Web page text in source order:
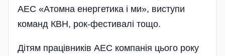
АЕС «Атомна енергетика і ми», виступи
команд КВН, рок-фестивалі тощо.
Дітям працівників АЕС компанія цього року